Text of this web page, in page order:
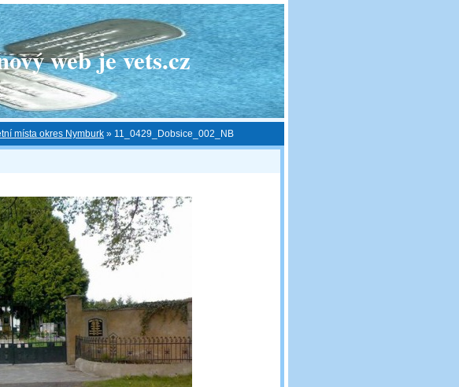
web je vets.cz
místa okres Nymburk » 11_0429_Dobsice_002_NB